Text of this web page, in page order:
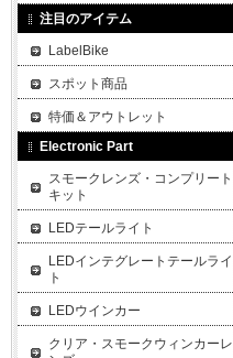
注目のアイテム
LabelBike
スポット商品
特価＆アウトレット
Electronic Part
スモークレンズ・コンプリート
キット
LEDテールライト
LEDインテグレートテールライ
ト
LEDウインカー
クリア・スモークウィンカーレ